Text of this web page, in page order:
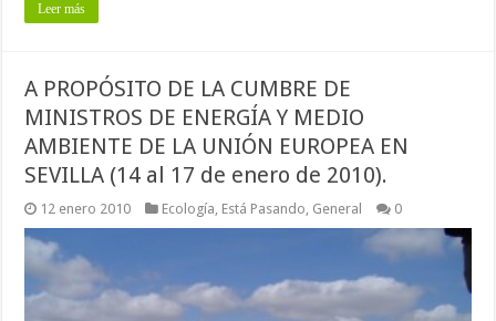
Leer más
A PROPÓSITO DE LA CUMBRE DE
MINISTROS DE ENERGÍA Y MEDIO
AMBIENTE DE LA UNIÓN EUROPEA EN
SEVILLA (14 al 17 de enero de 2010).
12 enero 2010 Ecología, Está Pasando, General 0